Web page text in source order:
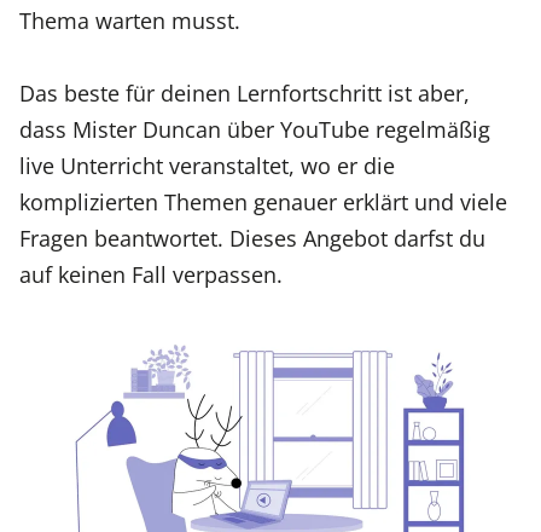
Thema warten musst.
Das beste für deinen Lernfortschritt ist aber,
dass Mister Duncan über YouTube regelmäßig
live Unterricht veranstaltet, wo er die
komplizierten Themen genauer erklärt und viele
Fragen beantwortet. Dieses Angebot darfst du
auf keinen Fall verpassen.